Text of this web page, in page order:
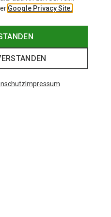
Google Privacy Site.
Impressum